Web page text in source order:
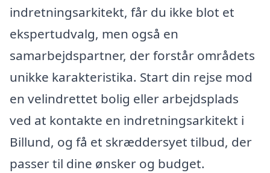
indretningsarkitekt, får du ikke blot et
ekspertudvalg, men også en
samarbejdspartner, der forstår områdets
unikke karakteristika. Start din rejse mod
en velindrettet bolig eller arbejdsplads
ved at kontakte en indretningsarkitekt i
Billund, og få et skræddersyet tilbud, der
passer til dine ønsker og budget.